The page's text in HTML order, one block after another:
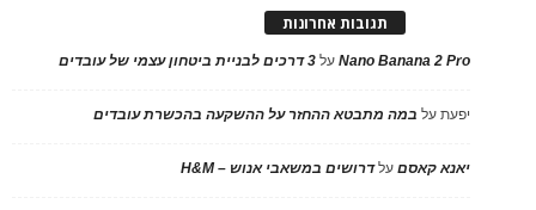
תגובות אחרונות
Nano Banana 2 Proעל 3 דרכים לבניית ביטחון עצמי של עובדים
יפעתעל במה מתבטא ההחזר על ההשקעה בהכשרת עובדים
יאנא קאסםעלדרושים במשאבי אנוש – H&M